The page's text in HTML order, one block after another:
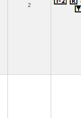
2